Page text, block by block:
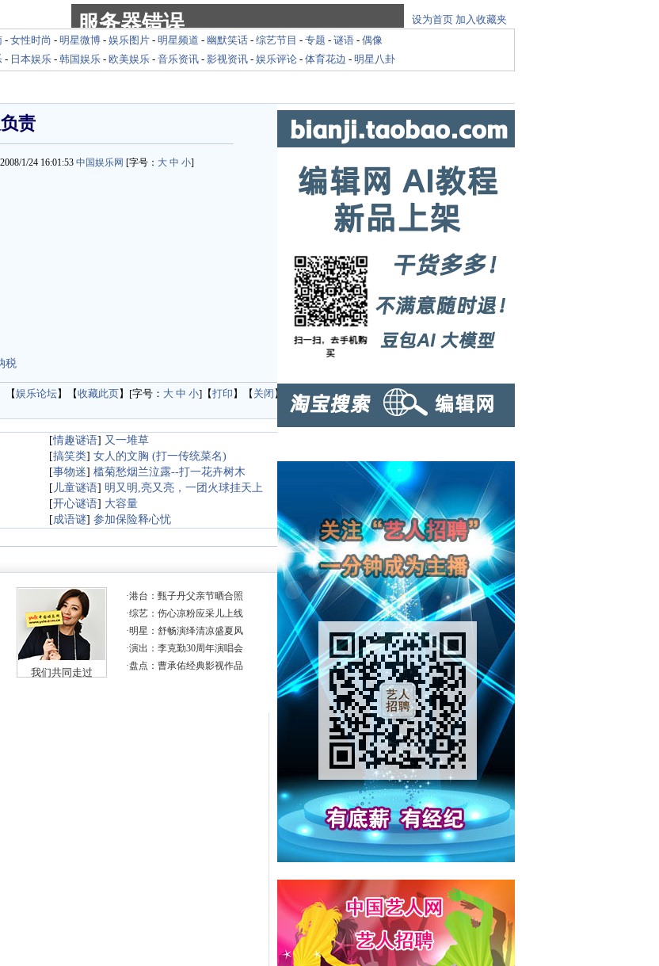
设为首页 加入收藏夹
- 女性时尚 - 明星微博 - 娱乐图片 - 明星频道 - 幽默笑话 - 综艺节目 - 专题 - 谜语 - 偶像
- 日本娱乐 - 韩国娱乐 - 欧美娱乐 - 音乐资讯 - 影视资讯 - 娱乐评论 - 体育花边 - 明星八卦
责
2008/1/24 16:01:53 中国娱乐网 [字号： 大 中 小]
税
【娱乐论坛】【收藏此页】[字号： 大 中 小]【打印 】【 关闭 】
[情趣谜语] 又一堆草
[搞笑类] 女人的文胸 (打一传统菜名)
[事物迷] 槛菊愁烟兰泣露--打一花卉树木
[ 儿童谜语] 明又明,亮又亮，一团火球挂天上
[开心谜语] 大容量
[成语谜] 参加保险释心忧